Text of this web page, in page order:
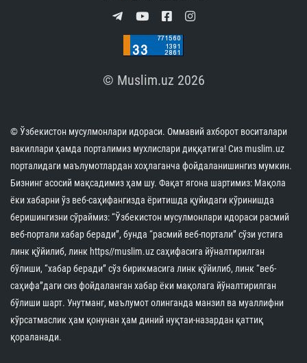
© Muslim.uz 2026
© Ўзбекистон мусулмонлари идораси. Оммавий ахборот воситалари
вакиллари ҳамда порталимиз мухлислари диққатига! Сиз muslim.uz
порталидаги маълумотлардан хоҳлаганча фойдаланишингиз мумкин.
Бизнинг асосий мақсадимиз ҳам шу. Фақат ягона шартимиз: Мақола
ёки хабарни ўз веб-саҳифангизда ёритишда қуйидаги кўринишда
беришингизни сўраймиз: “Ўзбекистон мусулмонлари идораси расмий
веб-портали хабар беради”, бунда “расмий веб-портали” сўзи устига
линк қўйилиб, линк https//muslim.uz саҳифасига йўналтирилган
бўлиши, “хабар беради” сўз бирикмасига линк қўйилиб, линк “веб-
саҳифа”даги сиз фойдаланган хабар ёки мақолага йўналтирилган
бўлиши шарт. Унутманг, маълумот олинганда манзил ва муаллифни
кўрсатмаслик ҳам қонунан ҳам диний нуқтаи-назардан қаттиқ
қораланади.